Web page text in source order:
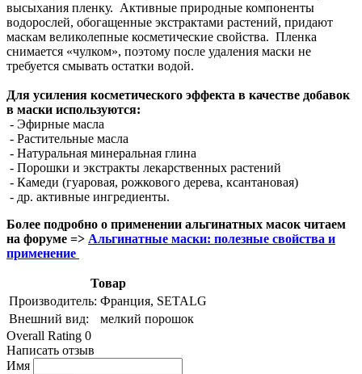
высыхания пленку. Активные природные компоненты
водорослей, обогащенные экстрактами растений, придают
маскам великолепные косметические свойства. Пленка
снимается «чулком», поэтому после удаления маски не
требуется смывать остатки водой.
Для усиления косметического эффекта в качестве добавок
в маски используются:
- Эфирные масла
- Растительные масла
- Натуральная минеральная глина
- Порошки и экстракты лекарственных растений
- Камеди (гуаровая, рожкового дерева, ксантановая)
- др. активные ингредиенты.
Более подробно о применении альгинатных масок читаем
на форуме => Альгинатные маски: полезные свойства и
применение
Товар
Производитель: Франция, SETALG
Внешний вид:
мелкий порошок
Overall Rating 0
Написать отзыв
Имя